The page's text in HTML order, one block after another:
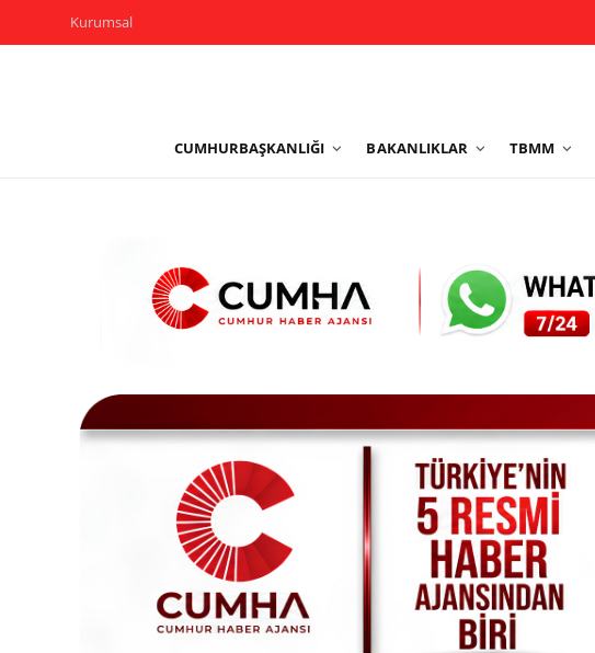
Kurumsal
CUMHURBAŞKANLIĞI BAKANLIKLAR TBMM
Yerel Yönetimler
Sivil Toplum Kuruluşları
Kamu Kurumları ve Üst Kurullar